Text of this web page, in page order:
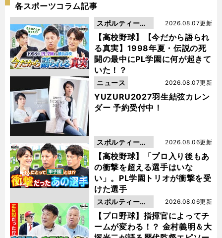
各スポーツコラム記事
【高校野球】【今だから語られ
る真実】1998年夏・伝説の死
闘の最中にPL学園に何が起きて
いた！？
2026.08.07更新
スポルティーバ
動画
YUZURU2027羽生結弦カレン
ダー 予約受付中！
2026.08.07更新
ニュース
【高校野球】「プロ入り後もあ
の衝撃を超える選手はいな
い」。PL学園トリオが衝撃を受
けた選手
2026.08.06更新
スポルティーバ
動画
【プロ野球】指揮官によってチ
ームが変わる！？ 金村義明＆大
2026.08.06更新
スポルティーバ
動画